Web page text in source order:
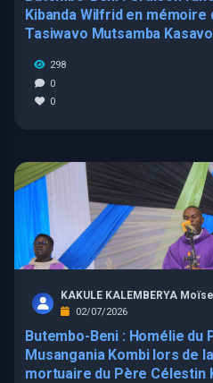
Kibanda Wilfrid en
Tasiwavo Mutsamba
298
0
0
KAKULE KALEMBERYA
02/07/2026
Butembo-Beni : Homélie du
Musangania Kombi lors de
mortuaire du Père Célestin